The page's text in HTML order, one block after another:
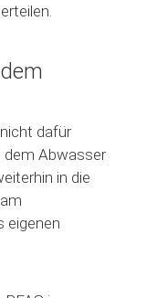
dafür
dem Abwasser
in die
eigenen